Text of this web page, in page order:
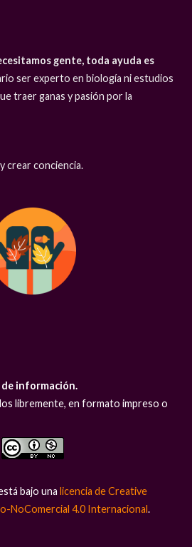
gente, toda ayuda es
ser experto en biología ni estudios
traer ganas y pasión por la
crear conciencia.
de información.
libremente, en formato impreso o
bajo unalicencia de Creative
NoComercial 4.0 Internacional.